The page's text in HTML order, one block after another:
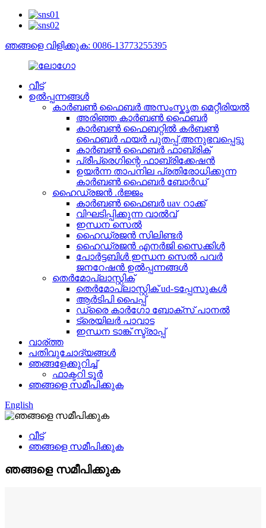
ഞങ്ങളെ വിളിക്കുക: 0086-13773255395
വീട്
ഉൽപ്പന്നങ്ങൾ
കാർബൺ ഫൈബർ അസംസ്കൃത മെറ്റീരിയൽ
അരിഞ്ഞ കാർബൺ ഫൈബർ
കാർബൺ ഫൈബറ്റിൽ കർബൺ
ഫൈബർ ഫയർ പുതപ്പ് അനുഭവപ്പെട്ടു
കാർബൺ ഫൈബർ ഫാബ്രിക്
പ്രീപ്രെഗിന്റെ ഫാബ്രിക്കേഷൻ
ഉയർന്ന താപനില പ്രതിരോധിക്കുന്ന
കാർബൺ ഫൈബർ ബോർഡ്
ഹൈഡ്രജൻ .ർജ്ജം
കാർബൺ ഫൈബർ uav റാക്ക്
വിഘടിപ്പിക്കുന്ന വാൽവ്
ഇന്ധന സെൽ
ഹൈഡ്രജൻ സിലിണ്ടർ
ഹൈഡ്രജൻ എനർജി സൈക്കിൾ
പോർട്ടബിൾ ഇന്ധന സെൽ പവർ
ജനറേഷൻ ഉൽപ്പന്നങ്ങൾ
തെർമോപ്ലാസ്റ്റിക്
തെർമോപ്ലാസ്റ്റിക് ud-ടപ്പേസുകൾ
ആർടിപി പൈപ്പ്
ഡ്രൈ കാർഗോ ബോക്സ് പാനൽ
ട്രെയിലർ പാവാട
ഇന്ധന ടാങ്ക് സ്ട്രാപ്പ്
വാര്ത്ത
പതിവുചോദ്യങ്ങൾ
ഞങ്ങളേക്കുറിച്ച്
ഫാക്ടറി ടൂർ
ഞങ്ങളെ സമീപിക്കുക
English
വീട്
ഞങ്ങളെ സമീപിക്കുക
ഞങ്ങളെ സമീപിക്കുക